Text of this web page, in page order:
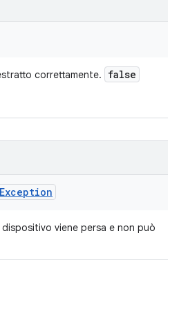
correttamente. false
Exception
viene persa e non può